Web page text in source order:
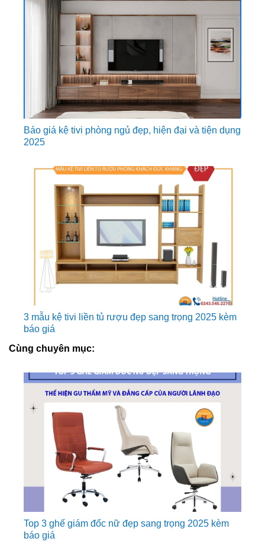
Báo giá kệ tivi phòng ngủ đẹp, hiện đại và tiện dụng
2025
3 mẫu kệ tivi liền tủ rượu đẹp sang trọng 2025 kèm
báo giá
Cùng chuyên mục:
Top 3 ghế giám đốc nữ đẹp sang trọng 2025 kèm
báo giá